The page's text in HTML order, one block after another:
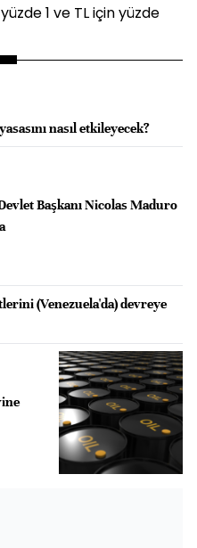
1 ve TL için yüzde
nasıl etkileyecek?
Başkanı Nicolas Maduro
(Venezuela'da) devreye